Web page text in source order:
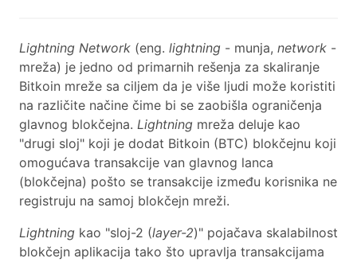
Lightning Network (eng. lightning - munja, network -
mreža) je jedno od primarnih rešenja za skaliranje
Bitkoin mreže sa ciljem da je više ljudi može koristiti
na različite načine čime bi se zaobišla ograničenja
glavnog blokčejna. Lightning mreža deluje kao
"drugi sloj" koji je dodat Bitkoin (BTC) blokčejnu koji
omogućava transakcije van glavnog lanca
(blokčejna) pošto se transakcije između korisnika ne
registruju na samoj blokčejn mreži.
Lightning kao "sloj-2 (layer-2)" pojačava skalabilnost
blokčejn aplikacija tako što upravlja transakcijama